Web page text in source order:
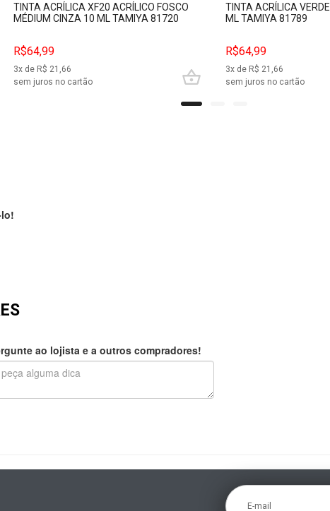
TINTA ACRÍLICA XF20 ACRÍLICO FOSCO
MÉDIUM CINZA 10 ML TAMIYA 81720
R$64,99
3x de R$ 21,66
sem juros no cartão
TINTA ACRÍLICA
ML TAMIYA 81789
R$64,99
3x de R$ 21,66
sem juros no cartão
ao lojista e a outros compradores!
E-mail